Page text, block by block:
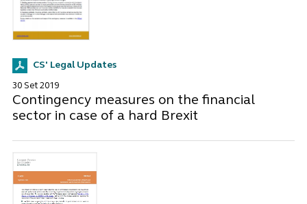
CS' Legal Updates
30 Set 2019
Contingency measures on the financial
sector in case of a hard Brexit